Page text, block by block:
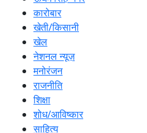
कारोबार
खेती/किसानी
खेल
नेशनल न्यूज़
मनोरंजन
राजनीति
शिक्षा
शोध/आविष्कार
साहित्य